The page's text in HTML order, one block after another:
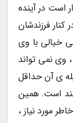
است در آینده
فرزندشان
خیالی با وی
وی نمی تواند
ی آن حداقل
است. همین
مورد نیاز ،